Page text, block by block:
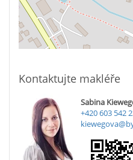
Kontaktujte makléře
Sabina
+420 603 542